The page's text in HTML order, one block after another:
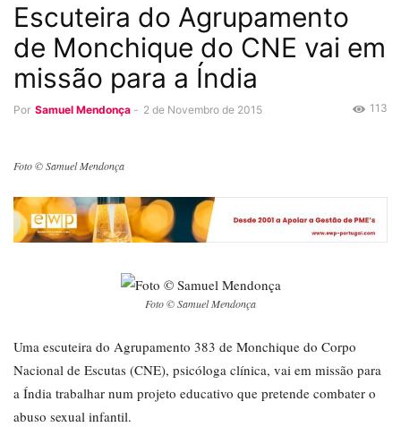
Escuteira do Agrupamento
de Monchique do CNE vai em
missão para a Índia
Por Samuel Mendonça - 2 de Novembro de 2015 113
Foto © Samuel Mendonça
Foto © Samuel Mendonça
Uma escuteira do Agrupamento 383 de Monchique do Corpo
Nacional de Escutas (CNE), psicóloga clínica, vai em missão para
a Índia trabalhar num projeto educativo que pretende combater o
abuso sexual infantil.